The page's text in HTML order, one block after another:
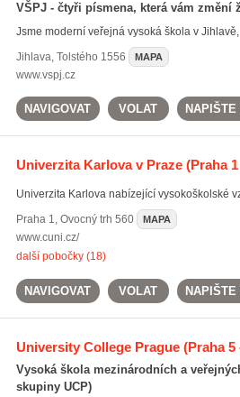
VŠPJ - čtyři písmena, která vám změní
Jsme moderní veřejná vysoká škola v
Jihlava, Tolstého 1556 MAPA
www.vspj.cz
NAVIGOVAT VOLAT NAPIŠTE
Univerzita Karlova v Praze(Praha
Univerzita Karlova nabízející vysokoškolské
Praha 1, Ovocný trh 560 MAPA
www.cuni.cz/
další pobočky (18)
NAVIGOVAT VOLAT NAPIŠTE
University College Prague(Praha 5
Vysoká škola mezinárodních a
skupiny UCP)